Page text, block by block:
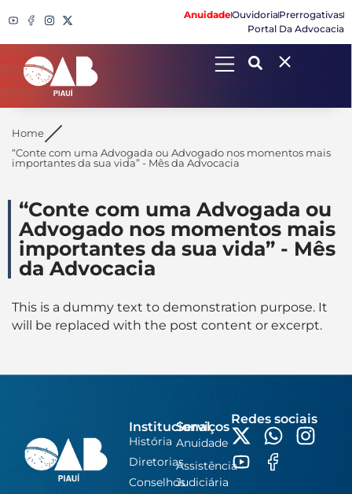
AnuidadeOuvidoriaPrerrogativas
Portal Da Advocacia
Search
Home
“Conte com uma Advogada ou Advogado nos momentos mais
importantes da sua vida” - Mês da Advocacia
“Conte com uma Advogada ou
Advogado nos momentos mais
importantes da sua vida” - Mês
da Advocacia
This is a dummy text to demonstration purpose. It
will be replaced with the post content or excerpt.
Institucional
História
Diretorias
Conselhos
Serviços
Anuidade
Assistência
Judiciária
Redes sociais